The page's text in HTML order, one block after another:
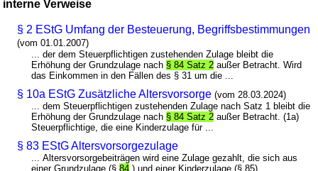
interne Verweise
§ 2 EStG Umfang der Besteuerung, Begriffsbestimmungen
(vom 01.01.2007)
... der dem Steuerpflichtigen zustehenden Zulage bleibt die
Erhöhung der Grundzulage nach § 84 Satz 2 außer Betracht. Wird
das Einkommen in den Fällen des § 31 um die ...
§ 10a EStG Zusätzliche Altersvorsorge (vom 28.03.2024)
... dem Steuerpflichtigen zustehenden Zulage nach Satz 1 bleibt die
Erhöhung der Grundzulage nach § 84 Satz 2 außer Betracht. (1a)
Steuerpflichtige, die eine Kinderzulage für ...
§ 83 EStG Altersvorsorgezulage
... Altersvorsorgebeiträgen wird eine Zulage gezahlt, die sich aus
einer Grundzulage (§84 ) und einer Kinderzulage (§ 85) ...